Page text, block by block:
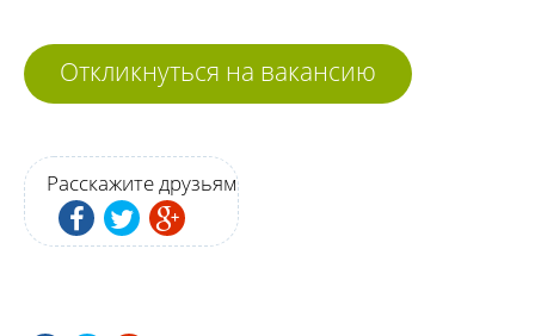
Откликнуться на вакансию
Расскажите друзьям